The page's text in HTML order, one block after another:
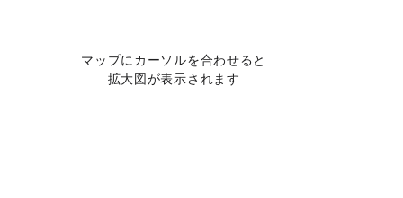
マップにカーソルを合わせると
拡大図が表示されます